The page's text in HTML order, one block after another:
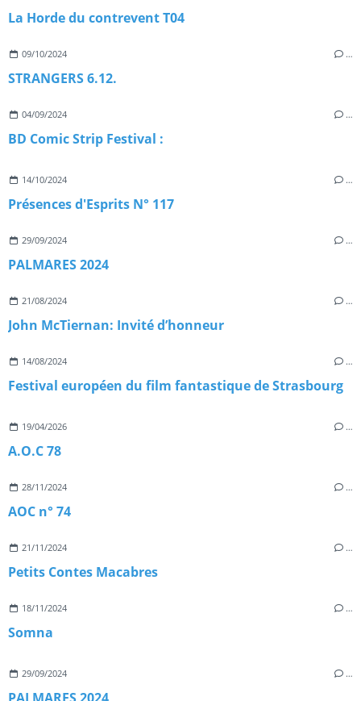
La Horde du contrevent T04
09/10/2024 …
STRANGERS 6.12.
04/09/2024 …
BD Comic Strip Festival :
14/10/2024 …
Présences d'Esprits N° 117
29/09/2024 …
PALMARES 2024
21/08/2024 …
John McTiernan: Invité d’honneur
14/08/2024 …
Festival européen du film fantastique de Strasbourg
19/04/2026 …
A.O.C 78
28/11/2024 …
AOC n° 74
21/11/2024 …
Petits Contes Macabres
18/11/2024 …
Somna
29/09/2024 …